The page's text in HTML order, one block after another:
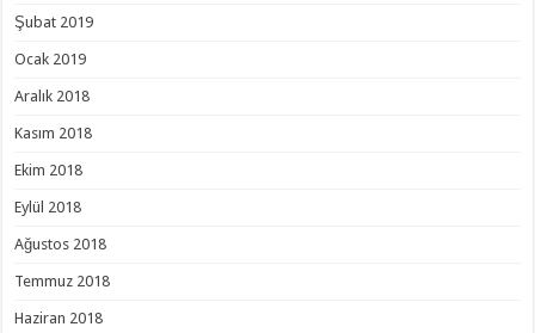
Şubat 2019
Ocak 2019
Aralık 2018
Kasım 2018
Ekim 2018
Eylül 2018
Ağustos 2018
Temmuz 2018
Haziran 2018